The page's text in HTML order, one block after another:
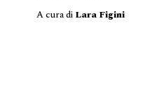
A cura di Lara Figini